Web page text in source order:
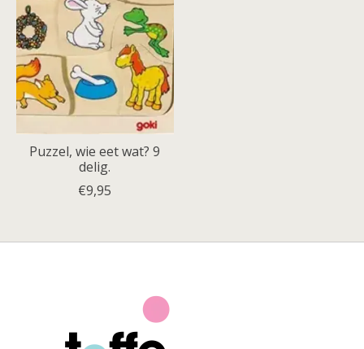
Puzzel, wie eet wat? 9
delig.
€9,95